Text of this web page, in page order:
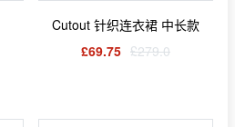
Cutout 针织连衣裙 中长款
£69.75 £279.0